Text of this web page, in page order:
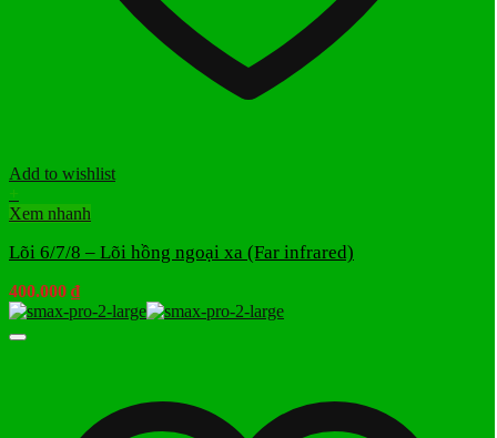
Add to wishlist
+
Xem nhanh
Lõi 6/7/8 – Lõi hồng ngoại xa (Far infrared)
400.000 ₫